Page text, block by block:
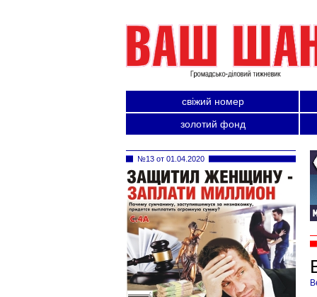
свіжий номер
золотий фонд
№13 от 01.04.2020